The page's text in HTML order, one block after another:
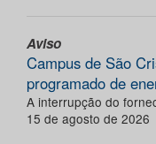
Aviso
Campus de São
programado de
A interrupção do
15 de agosto de 2026